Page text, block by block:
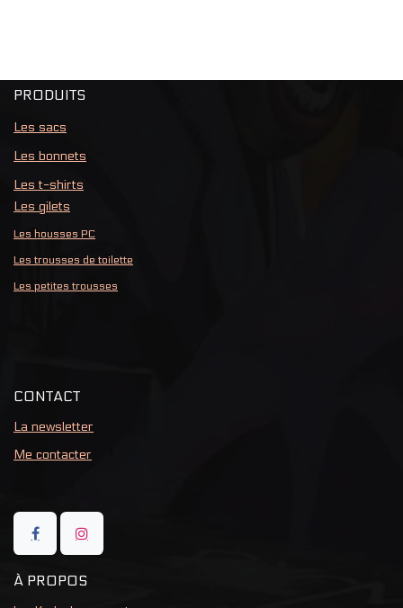
PRODUITS
Les sacs
Les bonnets
Les t-shirts
Les gilets
Les housses PC
Les trousses de toilette
Les petites trousses
CONTACT
La newsletter
Me contacter
À PROPOS